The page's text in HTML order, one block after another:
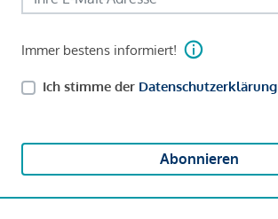
Immer bestens informiert!
Ich stimme der Datenschutzerklärung
Abonnieren